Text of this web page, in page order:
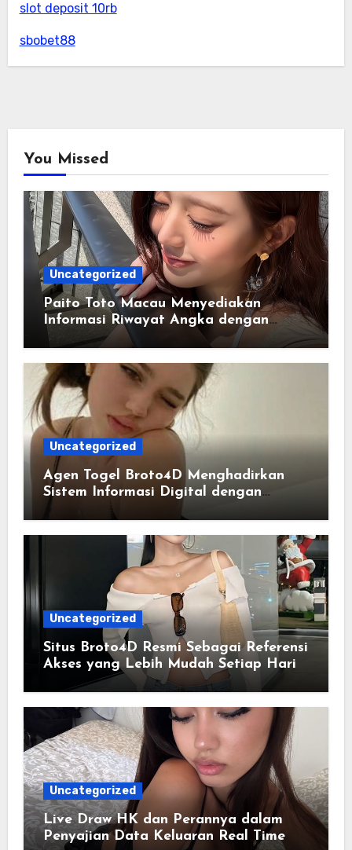
slot deposit 10rb
sbobet88
You Missed
Uncategorized
Paito Toto Macau Menyediakan
Informasi Riwayat Angka dengan
Format yang Lebih Sederhana
Uncategorized
Agen Togel Broto4D Menghadirkan
Sistem Informasi Digital dengan
Navigasi yang Lebih Efisien
Uncategorized
Situs Broto4D Resmi Sebagai Referensi
Akses yang Lebih Mudah Setiap Hari
Uncategorized
Live Draw HK dan Perannya dalam
Penyajian Data Keluaran Real Time